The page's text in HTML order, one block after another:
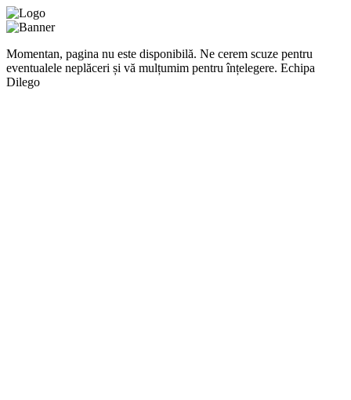
Momentan, pagina nu este disponibilă. Ne cerem scuze pentru
eventualele neplăceri și vă mulțumim pentru înțelegere. Echipa
Dilego